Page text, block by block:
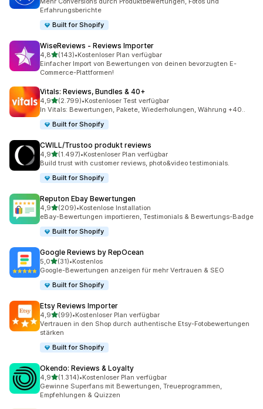
Erfahrungsberichte
Built for Shopify
WiseReviews ‑ Reviews Importer
4,8von 5 Sternen
(143)
143 Rezensionen insgesamt
•Kostenloser Plan verfügbar
Einfacher Import von Bewertungen von deinen bevorzugten E-
Commerce-Plattformen!
Vitals: Reviews, Bundles & 40+
4,9von 5 Sternen
(2.799)
2799 Rezensionen insgesamt
•Kostenloser Test verfügbar
In Vitals: Bewertungen, Pakete, Wiederholungen, Währung +40..
Built for Shopify
CWILL/Trustoo produkt reviews
4,9von 5 Sternen
(1.497)
1497 Rezensionen insgesamt
•Kostenloser Plan verfügbar
Build trust with customer reviews, photo&video testimonials.
Built for Shopify
Reputon Ebay Bewertungen
4,9von 5 Sternen
(209)
209 Rezensionen insgesamt
•Kostenlose Installation
eBay-Bewertungen importieren, Testimonials & Bewertungs-Badge
Built for Shopify
Google Reviews by RepOcean
5,0von 5 Sternen
(31)
31 Rezensionen insgesamt
•Kostenlos
Google-Bewertungen anzeigen für mehr Vertrauen & SEO
Built for Shopify
Etsy Reviews Importer
4,9von 5 Sternen
(99)
99 Rezensionen insgesamt
•Kostenloser Plan verfügbar
Vertrauen in den Shop durch authentische Etsy-Fotobewertungen
stärken
Built for Shopify
Okendo: Reviews & Loyalty
4,9von 5 Sternen
(1.314)
1314 Rezensionen insgesamt
•Kostenloser Plan verfügbar
Gewinne Superfans mit Bewertungen, Treueprogrammen,
Empfehlungen & Quizzen